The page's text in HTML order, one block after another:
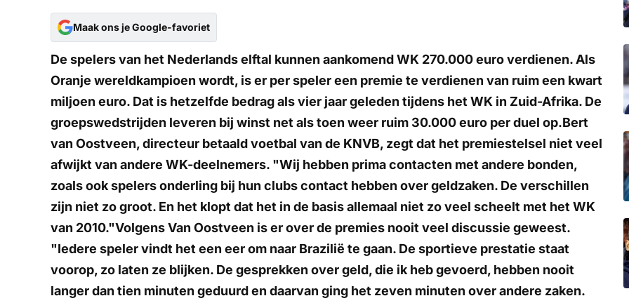
Maak ons je Google-favoriet
De spelers van het Nederlands elftal kunnen aankomend WK 270.000 euro verdienen. Als
Oranje wereldkampioen wordt, is er per speler een premie te verdienen van ruim een kwart
miljoen euro. Dat is hetzelfde bedrag als vier jaar geleden tijdens het WK in Zuid-Afrika. De
groepswedstrijden leveren bij winst net als toen weer ruim 30.000 euro per duel op.Bert
van Oostveen, directeur betaald voetbal van de KNVB, zegt dat het premiestelsel niet veel
afwijkt van andere WK-deelnemers. "Wij hebben prima contacten met andere bonden,
zoals ook spelers onderling bij hun clubs contact hebben over geldzaken. De verschillen
zijn niet zo groot. En het klopt dat het in de basis allemaal niet zo veel scheelt met het WK
van 2010."Volgens Van Oostveen is er over de premies nooit veel discussie geweest.
"Iedere speler vindt het een eer om naar Brazilië te gaan. De sportieve prestatie staat
voorop, zo laten ze blijken. De gesprekken over geld, die ik heb gevoerd, hebben nooit
langer dan tien minuten geduurd en daarvan ging het zeven minuten over andere zaken.